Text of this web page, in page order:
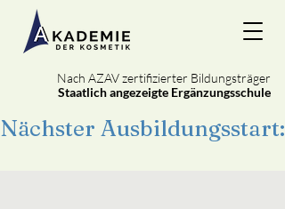
Nach AZAV zertifizierter Bildungsträger
Staatlich angezeigte Ergänzungsschule
Nächster